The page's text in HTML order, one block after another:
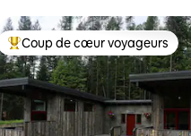
Coups de cœur voyageurs les
Coup de cœur voyageurs